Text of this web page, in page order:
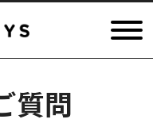
質問